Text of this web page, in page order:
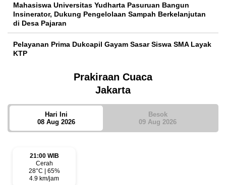
Mahasiswa Universitas Yudharta Pasuruan Bangun
Insinerator, Dukung Pengelolaan Sampah Berkelanjutan
di Desa Pajaran
Pelayanan Prima Dukcapil Gayam Sasar Siswa SMA Layak
KTP
Prakiraan Cuaca
Jakarta
Hari Ini
08 Aug 2026
Besok
09 Aug 2026
21:00 WIB
Cerah
28°C | 65%
4.9 km/jam